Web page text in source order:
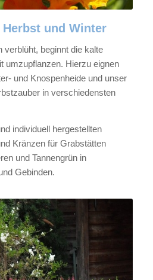
und Winter
verblüht, beginnt die kalte
umzupflanzen. Hierzu eignen
und Knospenheide und unser
in verschiedensten
individuell hergestellten
Kränzen für Grabstätten
und Tannengrün in
Gebinden.